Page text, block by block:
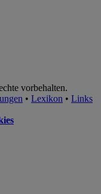
vorbehalten.
• Lexikon • Links